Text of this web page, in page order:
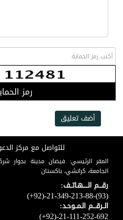
رمز
أضف تعليق
للتواصل مع مركز
المقر الرئيسي: فيضان مدينة بجوار
الجامعة، كراتشي، باكستان
رقـــم الـــــهـاتــف:
(+92)-21-349-213-88-(93)
الــرقـــم الـمــوحـد:
(+92)-21-111-252-692